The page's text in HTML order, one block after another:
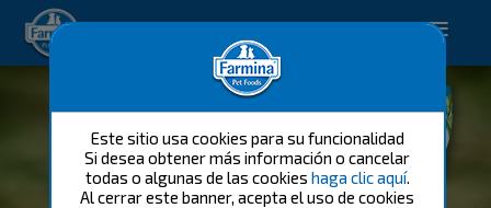
Este sitio usa cookies para su funcionalidad
Si desea obtener más información o cancelar
todas o algunas de las cookies haga clic aquí.
Al cerrar este banner, acepta el uso de cookies
Happy pet. Happy you.